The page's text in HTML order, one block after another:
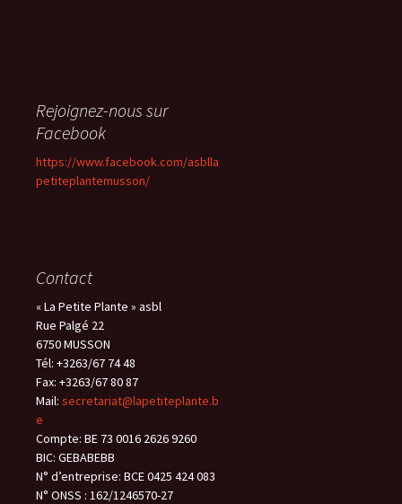
Rejoignez-nous sur
Facebook
https://www.facebook.com/asblla
petiteplantemusson/
Contact
« La Petite Plante » asbl
Rue Palgé 22
6750 MUSSON
Tél: +3263/67 74 48
Fax: +3263/67 80 87
Mail: secretariat@lapetiteplante.b
e
Compte: BE 73 0016 2626 9260
BIC: GEBABEBB
N° d’entreprise: BCE 0425 424 083
N° ONSS : 162/1246570-27